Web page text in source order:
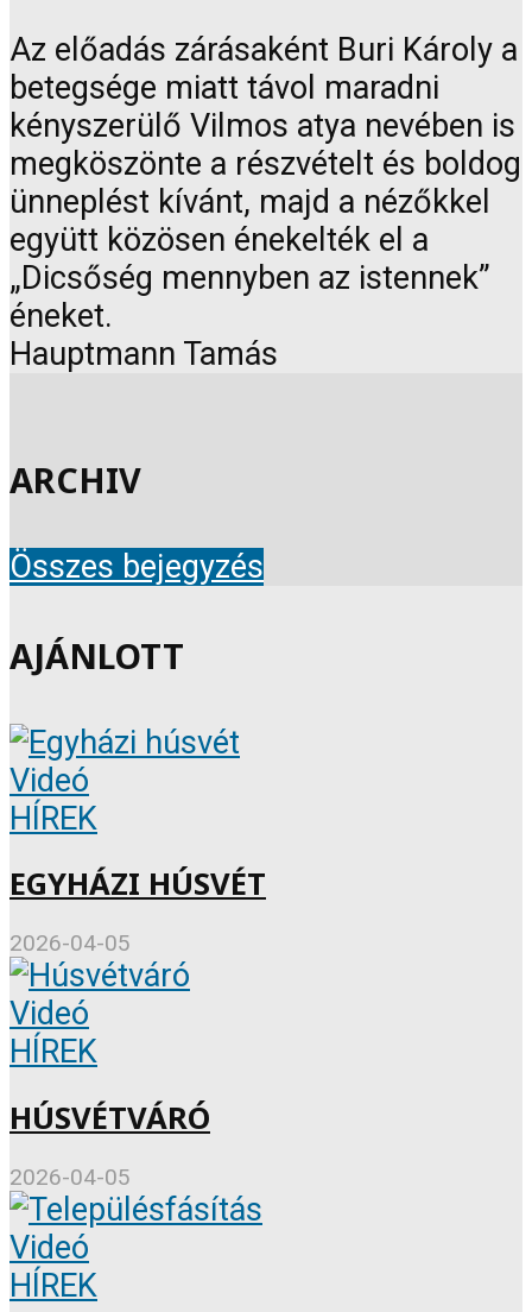
Az előadás zárásaként Buri Károly a
betegsége miatt távol maradni
kényszerülő Vilmos atya nevében is
megköszönte a részvételt és boldog
ünneplést kívánt, majd a nézőkkel
együtt közösen énekelték el a
„Dicsőség mennyben az istennek”
éneket.
Hauptmann Tamás
ARCHIV
Összes bejegyzés
AJÁNLOTT
Videó
HÍREK
EGYHÁZI HÚSVÉT
2026-04-05
Videó
HÍREK
HÚSVÉTVÁRÓ
2026-04-05
Videó
HÍREK